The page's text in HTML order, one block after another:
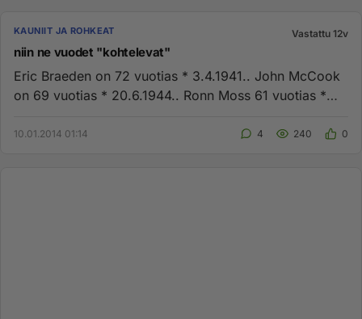
KAUNIIT JA ROHKEAT Vastattu 12v
niin ne vuodet "kohtelevat"
Eric Braeden on 72 vuotias * 3.4.1941.. John McCook
on 69 vuotias * 20.6.1944.. Ronn Moss 61 vuotias *
10.01.2014 01:14 4 240 0